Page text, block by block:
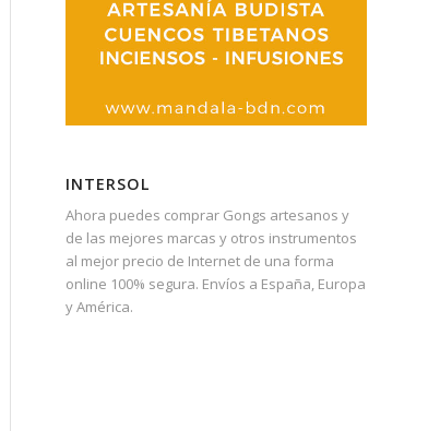
INTERSOL
Ahora puedes comprar Gongs artesanos y
de las mejores marcas y otros instrumentos
al mejor precio de Internet de una forma
online 100% segura. Envíos a España, Europa
y América.